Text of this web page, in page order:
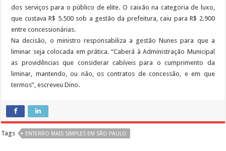
dos serviços para o público de elite. O caixão na categoria de luxo,
que custava R$ 5.500 sob a gestão da prefeitura, caiu para R$ 2.900
entre concessionárias.
Na decisão, o ministro responsabiliza a gestão Nunes para que a
liminar seja colocada em prática. “Caberá à Administração Municipal
as providências que considerar cabíveis para o cumprimento da
liminar, mantendo, ou não, os contratos de concessão, e em que
termos”, escreveu Dino.
Tags ENTERRO MAIS SIMPLES EM SÃO PAULO